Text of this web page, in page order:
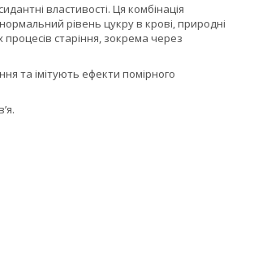
властивості. Ця комбінація
рівень цукру в крові, природні
старіння, зокрема через
та імітують ефекти помірного